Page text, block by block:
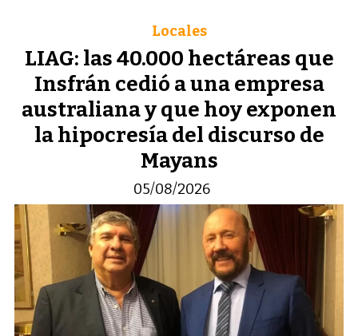
LIAG: las 40.000 hectáreas que
Insfrán cedió a una empresa
australiana y que hoy exponen
la hipocresía del discurso de
Mayans
Locales
05/08/2026